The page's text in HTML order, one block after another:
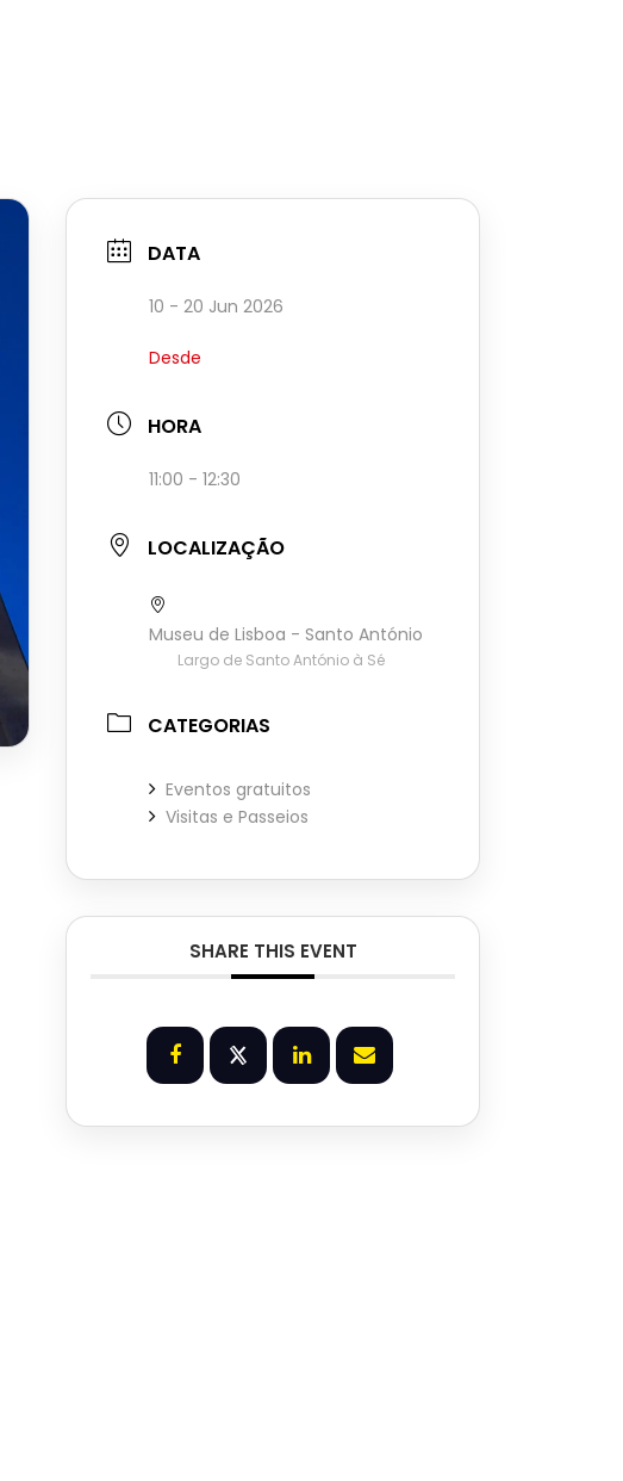
DATA
10 - 20 Jun 2026
Desde
HORA
11:00 - 12:30
LOCALIZAÇÃO
Museu de Lisboa - Santo António
Largo de Santo António à Sé
CATEGORIAS
Eventos gratuitos
Visitas e Passeios
SHARE THIS EVENT